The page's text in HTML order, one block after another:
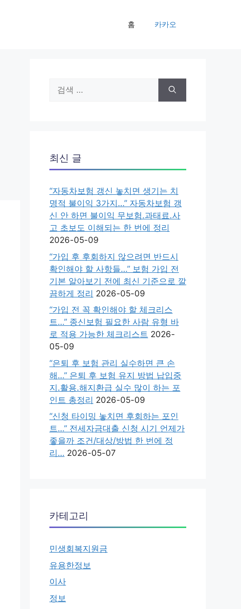
홈 카카오
색:
최신 글
“자동차보험 갱신 놓치면 생기는 치
명적 불이익 3가지…” 자동차보험 갱
신 안 하면 불이익 무보험.과태료.사
고 초보도 이해되는 한 번에 정리
2026-05-09
“가입 후 후회하지 않으려면 반드시
확인해야 할 사항들…” 보험 가입 전
기본 알아보기 전에 최신 기준으로 깔
끔하게 정리 2026-05-09
“가입 전 꼭 확인해야 할 체크리스
트…” 종신보험 필요한 사람 유형 바
로 적용 가능한 체크리스트 2026-
05-09
“은퇴 후 보험 관리 실수하면 큰 손
해…” 은퇴 후 보험 유지 방법 납입중
지.활용.해지환급 실수 많이 하는 포
인트 총정리 2026-05-09
“신청 타이밍 놓치면 후회하는 포인
트…” 전세자금대출 신청 시기 언제가
좋을까 조건/대상/방법 한 번에 정
리… 2026-05-07
카테고리
민생회복지원금
유용한정보
이사
정보